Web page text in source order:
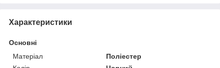
Характеристики
Основні
Матеріал
Поліестер